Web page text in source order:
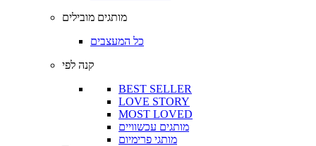
מותגים מובילים
כל המעצבים
קנה לפי
BEST SELLER
LOVE STORY
MOST LOVED
מותגים עכשוויים
מותגי פרימיום